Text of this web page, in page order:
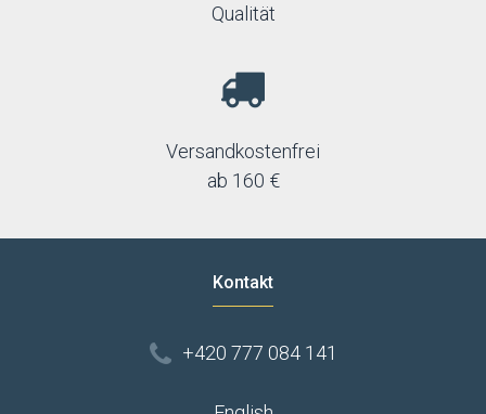
Qualität
Versandkostenfrei
ab 160 €
Kontakt
+420 777 084 141